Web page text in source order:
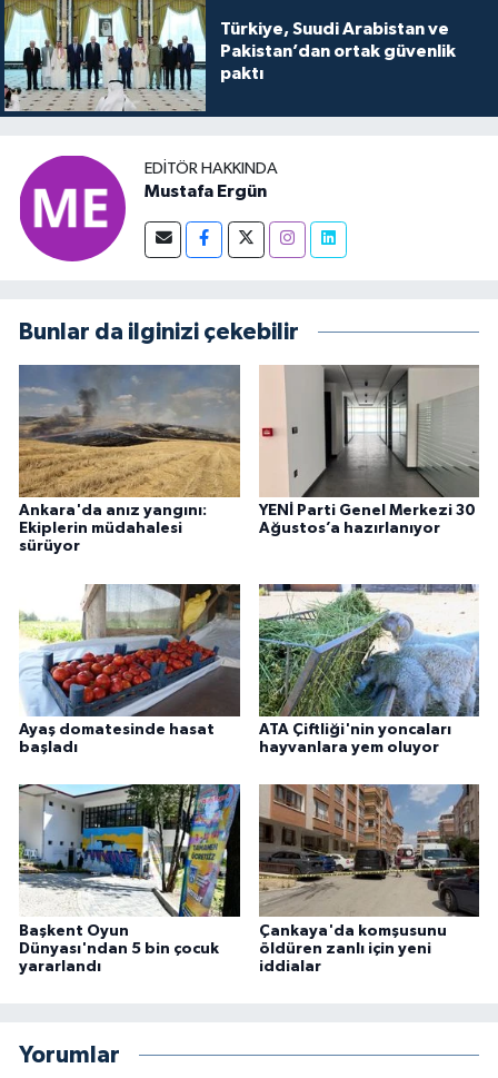
Türkiye, Suudi Arabistan ve
Pakistan’dan ortak güvenlik
paktı
EDITÖR HAKKINDA
Mustafa Ergün
Bunlar da ilginizi çekebilir
Ankara'da anız yangını:
Ekiplerin müdahalesi
sürüyor
YENİ Parti Genel Merkezi 30
Ağustos’a hazırlanıyor
Ayaş domatesinde hasat
başladı
ATA Çiftliği'nin yoncaları
hayvanlara yem oluyor
Başkent Oyun
Dünyası'ndan 5 bin çocuk
yararlandı
Çankaya'da komşusunu
öldüren zanlı için yeni
iddialar
Yorumlar